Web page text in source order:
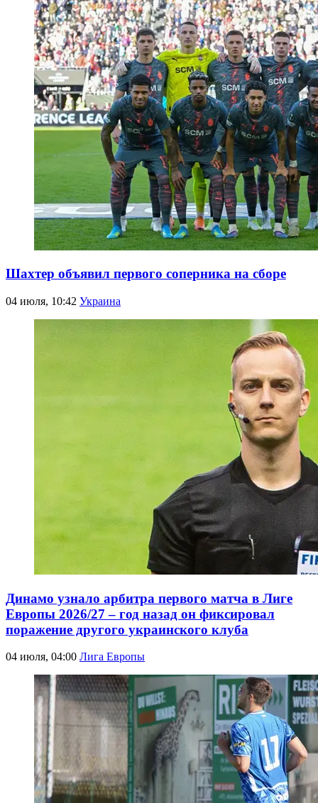
Шахтер объявил первого соперника на сборе
04 июля, 10:42 Украина
Динамо узнало арбитра первого матча в Лиге
Европы 2026/27 – год назад он фиксировал
поражение другого украинского клуба
04 июля, 04:00 Лига Европы